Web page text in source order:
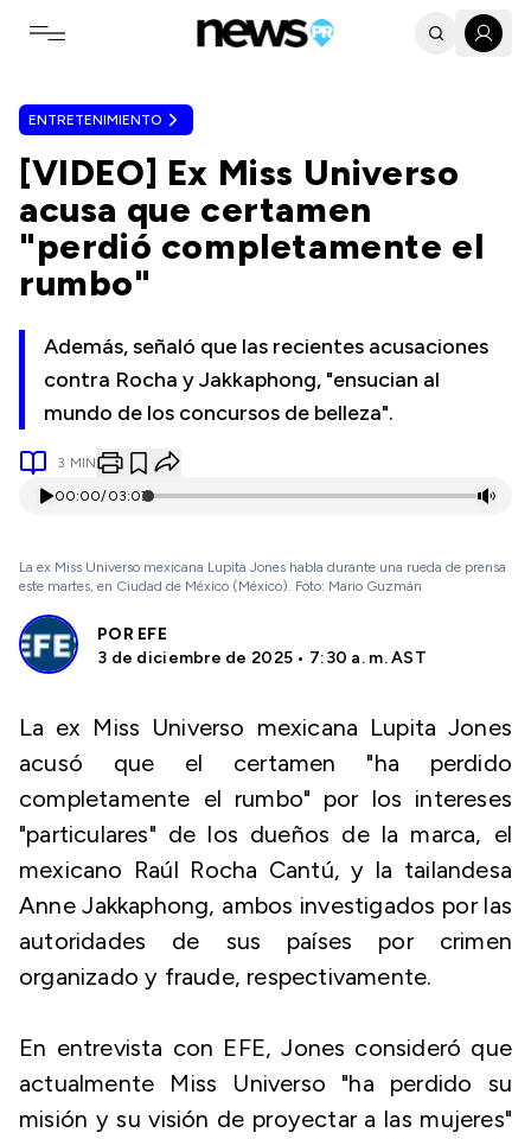
Toggle navigation menu
ENTRETENIMIENTO
[VIDEO] Ex Miss Universo
acusa que certamen
"perdió completamente el
rumbo"
Además, señaló que las recientes acusaciones
contra Rocha y Jakkaphong, "ensucian al
mundo de los concursos de belleza".
3 MIN
00:00/03:07
La ex Miss Universo mexicana Lupita Jones habla durante una rueda de prensa
este martes, en Ciudad de México (México). Foto: Mario Guzmán
POR EFE
3 de diciembre de 2025 • 7:30 a. m. AST
La ex Miss Universo mexicana Lupita Jones
acusó que el certamen "ha perdido
completamente el rumbo" por los intereses
"particulares" de los dueños de la marca, el
mexicano Raúl Rocha Cantú, y la tailandesa
Anne Jakkaphong, ambos investigados por las
autoridades de sus países por crimen
organizado y fraude, respectivamente.
En entrevista con EFE, Jones consideró que
actualmente Miss Universo "ha perdido su
misión y su visión de proyectar a las mujeres"